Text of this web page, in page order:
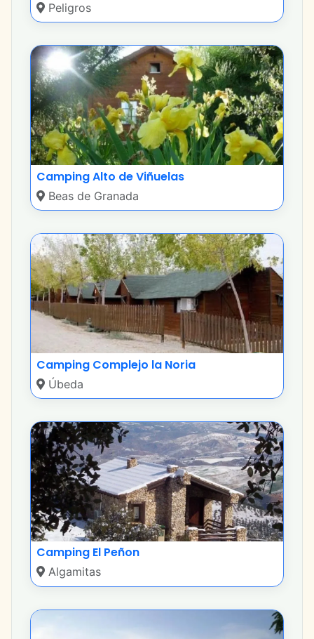
Peligros
Camping Alto de Viñuelas
Beas de Granada
Camping Complejo la Noria
Úbeda
Camping El Peñon
Algamitas